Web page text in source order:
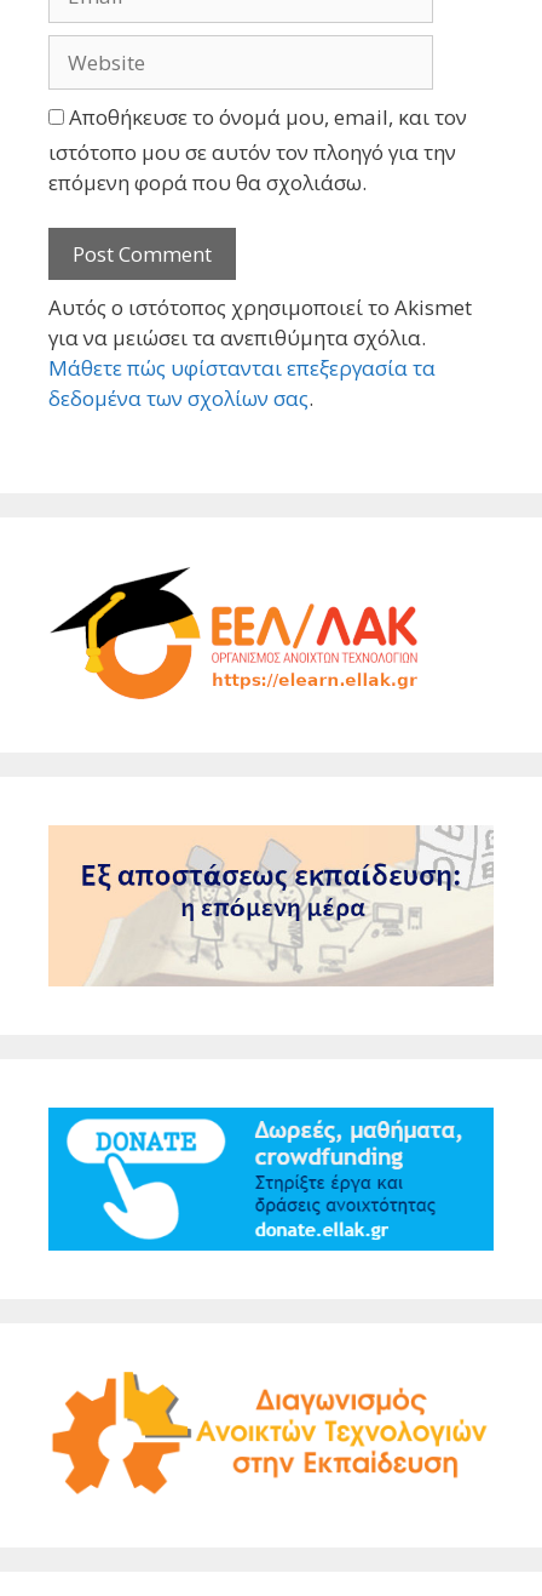
Αποθήκευσε το όνομά μου, email, και τον
ιστότοπο μου σε αυτόν τον πλοηγό για την
επόμενη φορά που θα σχολιάσω.
Αυτός ο ιστότοπος χρησιμοποιεί το Akismet
για να μειώσει τα ανεπιθύμητα σχόλια.
Μάθετε πώς υφίστανται επεξεργασία τα
δεδομένα των σχολίων σας.